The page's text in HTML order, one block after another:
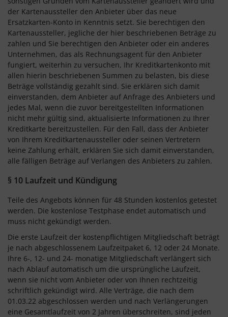
der Kartenaussteller den Anbieter über das neue
Ersatzkarten-Konto in Kenntnis setzt. Sie berechtigen den
Kartenaussteller, jegliche der hier beschriebenen Beträge zu
zahlen und Sie berechtigen den Anbieter oder ein anderes
Unternehmen, das als Rechnungsagent für den Anbieter
fungiert, weiterhin zu versuchen, Ihr Kreditkartenkonto mit
allen hierin beschriebenen Summen zu belasten, bis diese
Beträge vollständig gezahlt sind. Sie erklären sich damit
einverstanden, dem Anbieter auf Anfrage des Anbieters und
jedes Mal, wenn die zuvor bereitgestellten Informationen
nicht mehr gültig sind, aktualisierte Informationen zu Ihrer
Kreditkarte bereitzustellen. Für den Fall, dass der Anbieter
von Ihrem Kreditkartenaussteller oder seinen Vertretern
keine Zahlung erhält, erklären Sie sich damit einverstanden,
alle fälligen Beträge auf Verlangen des Anbieters zu zahlen.
§ 10 Laufzeit und Kündigung
Teile des Angebots können für 48 Stunden kostenlos getestet
werden. Die kostenlose Testphase endet automatisch und
muss nicht gekündigt werden.
Die erste Laufzeit der kostenpflichtigen Mitgliedschaft beträgt
je nach abgeschlossenem Laufzeitpaket 6, 12 oder 24 Monate.
Ihre 6-, 12- und 24- monatige Mitgliedschaft verlängert sich
nach Ablauf automatisch um die ursprüngliche Laufzeit,
wenn sie nicht vom Anbieter oder von Ihnen rechtzeitig
schriftlich gekündigt wird. Alle Verträge, die nach dem
01.03.22 abgeschlossen werden und nach Verlängerungen
eine Gesamtlaufzeit von 2 Jahren überschreiten, sind jeden